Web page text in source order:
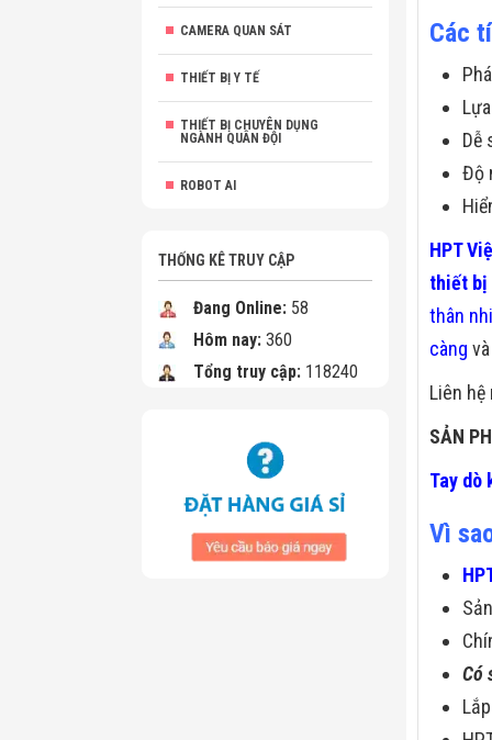
CAMERA QUAN SÁT
THIẾT BỊ Y TẾ
THIẾT BỊ CHUYÊN DỤNG
NGÀNH QUÂN ĐỘI
ROBOT AI
THỐNG KÊ TRUY CẬP
Đang Online: 58
Hôm nay: 360
Tổng truy cập: 118240
Các
Dễ
Độ
HPT
thiết bị
thân
càng
Liên
SẢN
Tay dò
Vì
Có